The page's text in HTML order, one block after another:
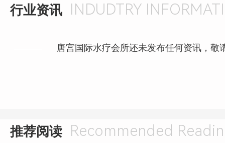
行业资讯 INDUDTRY
唐宫国际水疗会所还未发布任何资讯，敬
推荐阅读 Recommended